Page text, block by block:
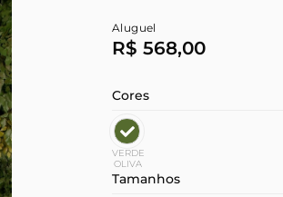
Aluguel
R$ 568,00
Cores
VERDE
OLIVA
Tamanhos